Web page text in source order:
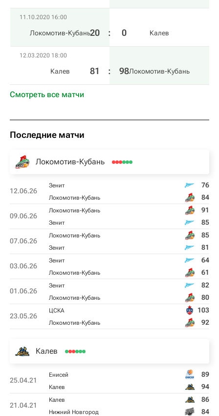
11.10.2020 16:00
Локомотив-Кубань20 : 0 Калев
12.03.2020 18:00
Калев 81 : 98Локомотив-Кубань
Смотреть все матчи
Последние матчи
Локомотив-Кубань
12.06.26
Зенит 76
Локомотив-Кубань 84
09.06.26
Локомотив-Кубань 91
Зенит 85
07.06.26
Локомотив-Кубань 85
Зенит 81
03.06.26
Зенит 64
Локомотив-Кубань 61
01.06.26
Зенит 82
Локомотив-Кубань 80
23.05.26
ЦСКА 103
Локомотив-Кубань 92
Калев
25.04.21
Енисей 89
Калев 94
21.04.21
Калев 86
Нижний Новгород 84